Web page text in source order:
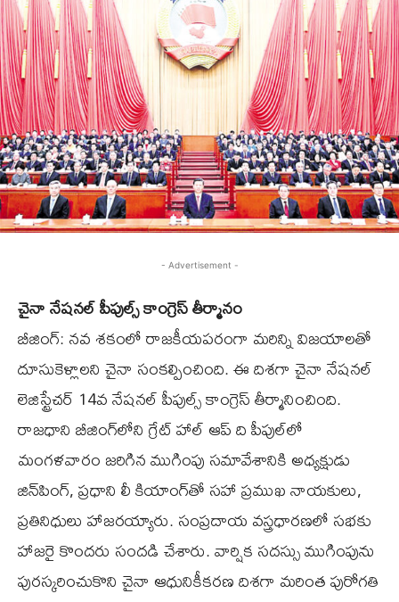
- Advertisement -
చైనా నేషనల్‌ పీపుల్స్‌ కాంగ్రెస్‌ తీర్మానం
బీజింగ్‌: నవ శకంలో రాజకీయపరంగా మరిన్ని విజయాలతో
దూసుకెళ్లాలని చైనా సంకల్పించింది. ఈ దిశగా చైనా నేషనల్‌
లెజిస్ట్రేచర్‌ 14వ నేషనల్‌ పీపుల్స్‌ కాంగ్రెస్‌ తీర్మానించింది.
రాజధాని బీజింగ్‌లోని గ్రేట్‌ హాల్‌ ఆప్‌ ది పీపుల్‌లో
మంగళవారం జరిగిన ముగింపు సమావేశానికి అధ్యక్షుడు
జిన్‌పింగ్‌, ప్రధాని లీ కియాంగ్‌తో సహా ప్రముఖ నాయకులు,
ప్రతినిధులు హాజరయ్యారు. సంప్రదాయ వస్త్రధారణలో సభకు
హాజరై కొందరు సందడి చేశారు. వార్షిక సదస్సు ముగింపును
పురస్కరించుకొని చైనా ఆధునికీకరణ దిశగా మరింత పురోగతి